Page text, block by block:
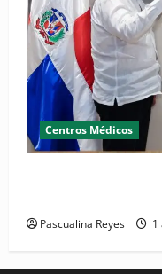
Centros Médicos
Pascualina Reyes 1